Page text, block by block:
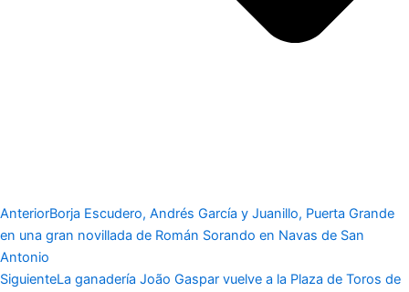
AnteriorBorja Escudero, Andrés García y Juanillo, Puerta Grande
en una gran novillada de Román Sorando en Navas de San
Antonio
SiguienteLa ganadería João Gaspar vuelve a la Plaza de Toros de